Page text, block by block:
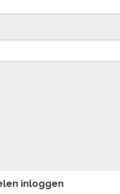
inloggen